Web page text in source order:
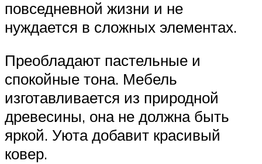
повседневной жизни и не
нуждается в сложных элементах.
Преобладают пастельные и
спокойные тона. Мебель
изготавливается из природной
древесины, она не должна быть
яркой. Уюта добавит красивый
ковер.